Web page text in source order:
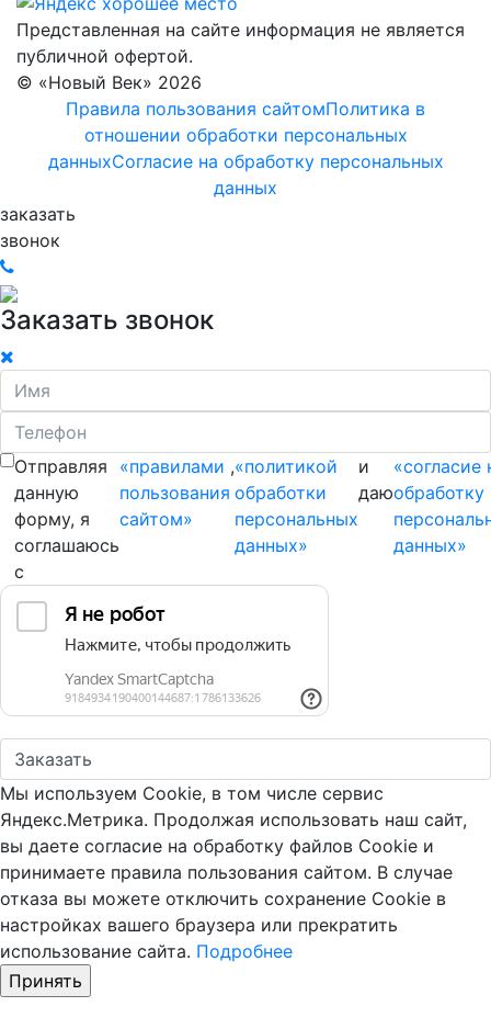
Представленная на сайте информация не является
публичной офертой.
© «Новый Век» 2026
Правила пользования сайтомПолитика в
отношении обработки персональных
данныхСогласие на обработку персональных
данных
заказать
звонок
Заказать звонок
Отправляя
данную
форму, я
соглашаюсь
с
«правилами
пользования
сайтом»
,«политикой
обработки
персональных
данных»
и
даю
«согласие
обработку
данных»
Мы используем Cookie, в том числе сервис
Яндекс.Метрика. Продолжая использовать наш сайт,
вы даете согласие на обработку файлов Cookie и
принимаете правила пользования сайтом. В случае
отказа вы можете отключить сохранение Cookie в
настройках вашего браузера или прекратить
использование сайта. Подробнее
Принять